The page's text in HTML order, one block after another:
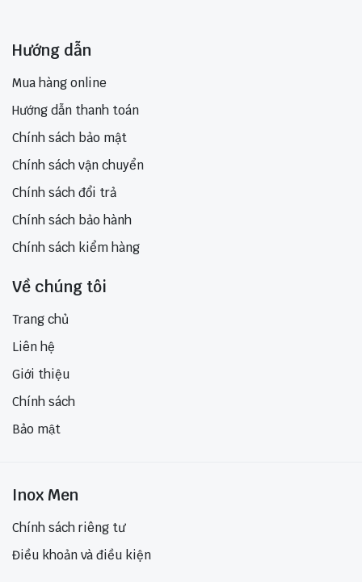
Hướng dẫn
Mua hàng online
Hướng dẫn thanh toán
Chính sách bảo mật
Chính sách vận chuyển
Chính sách đổi trả
Chính sách bảo hành
Chính sách kiểm hàng
Về chúng tôi
Trang chủ
Liên hệ
Giới thiệu
Chính sách
Bảo mật
Inox Men
Chính sách riêng tư
Điều khoản và điều kiện